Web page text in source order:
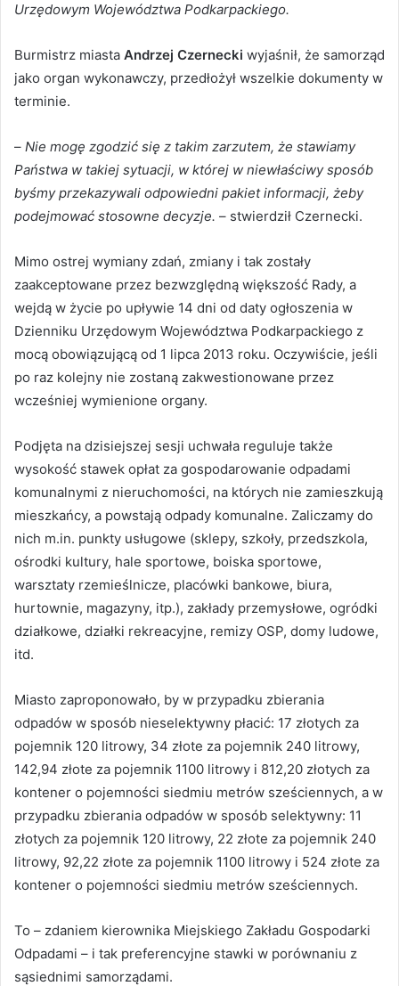
Urzędowym Województwa Podkarpackiego.
Burmistrz miasta Andrzej Czernecki wyjaśnił, że samorząd
jako organ wykonawczy, przedłożył wszelkie dokumenty w
terminie.
– Nie mogę zgodzić się z takim zarzutem, że stawiamy
Państwa w takiej sytuacji, w której w niewłaściwy sposób
byśmy przekazywali odpowiedni pakiet informacji, żeby
podejmować stosowne decyzje. – stwierdził Czernecki.
Mimo ostrej wymiany zdań, zmiany i tak zostały
zaakceptowane przez bezwzględną większość Rady, a
wejdą w życie po upływie 14 dni od daty ogłoszenia w
Dzienniku Urzędowym Województwa Podkarpackiego z
mocą obowiązującą od 1 lipca 2013 roku. Oczywiście, jeśli
po raz kolejny nie zostaną zakwestionowane przez
wcześniej wymienione organy.
Podjęta na dzisiejszej sesji uchwała reguluje także
wysokość stawek opłat za gospodarowanie odpadami
komunalnymi z nieruchomości, na których nie zamieszkują
mieszkańcy, a powstają odpady komunalne. Zaliczamy do
nich m.in. punkty usługowe (sklepy, szkoły, przedszkola,
ośrodki kultury, hale sportowe, boiska sportowe,
warsztaty rzemieślnicze, placówki bankowe, biura,
hurtownie, magazyny, itp.), zakłady przemysłowe, ogródki
działkowe, działki rekreacyjne, remizy OSP, domy ludowe,
itd.
Miasto zaproponowało, by w przypadku zbierania
odpadów w sposób nieselektywny płacić: 17 złotych za
pojemnik 120 litrowy, 34 złote za pojemnik 240 litrowy,
142,94 złote za pojemnik 1100 litrowy i 812,20 złotych za
kontener o pojemności siedmiu metrów sześciennych, a w
przypadku zbierania odpadów w sposób selektywny: 11
złotych za pojemnik 120 litrowy, 22 złote za pojemnik 240
litrowy, 92,22 złote za pojemnik 1100 litrowy i 524 złote za
kontener o pojemności siedmiu metrów sześciennych.
To – zdaniem kierownika Miejskiego Zakładu Gospodarki
Odpadami – i tak preferencyjne stawki w porównaniu z
sąsiednimi samorządami.